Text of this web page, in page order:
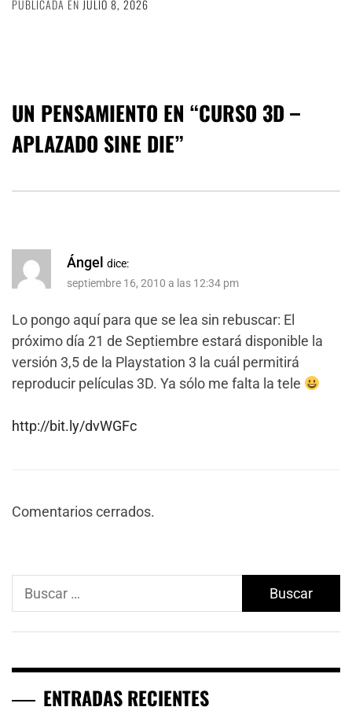
PUBLICADA EN JULIO 8, 2026
UN PENSAMIENTO EN “CURSO 3D –
APLAZADO SINE DIE”
Ángel dice:
septiembre 16, 2010 a las 12:34 pm
Lo pongo aquí para que se lea sin rebuscar: El
próximo día 21 de Septiembre estará disponible la
versión 3,5 de la Playstation 3 la cuál permitirá
reproducir películas 3D. Ya sólo me falta la tele
http://bit.ly/dvWGFc
Comentarios cerrados.
Buscar:
ENTRADAS RECIENTES